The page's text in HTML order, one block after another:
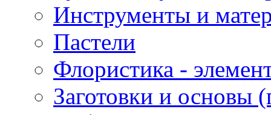
Инструменты и
Пастели
Флористика -
Заготовки и основы